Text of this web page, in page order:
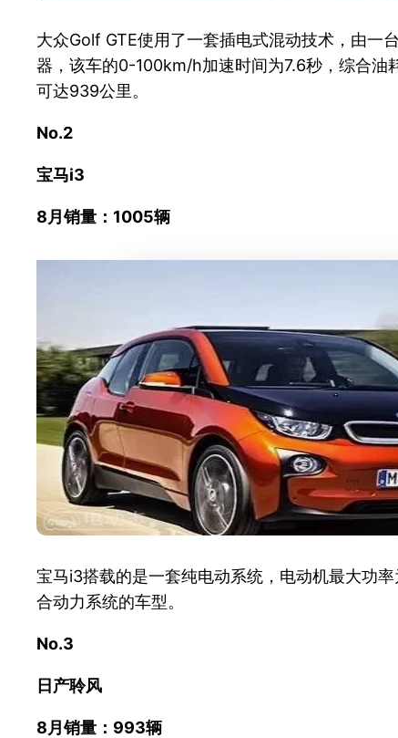
大众Golf GTE使用了一套插电式混动技术，由一
器，该车的0-100km/h加速时间为7.6秒，综合油
可达939公里。
No.2
宝马i3
8月销量：1005辆
宝马i3搭载的是一套纯电动系统，电动机最大功
合动力系统的车型。
No.3
日产聆风
8月销量：993辆